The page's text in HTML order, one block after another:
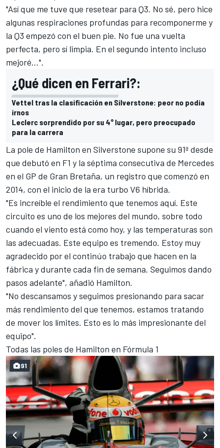
"Así que me tuve que resetear para Q3. No sé, pero hice
algunas respiraciones profundas para recomponerme y
la Q3 empezó con el buen pie. No fue una vuelta
perfecta, pero sí limpia. En el segundo intento incluso
mejoré...".
¿Qué dicen en Ferrari?:
Vettel tras la clasificación en Silverstone: peor no podía
irnos
Leclerc sorprendido por su 4° lugar, pero preocupado
para la carrera
La pole de Hamilton en Silverstone supone su 91ª desde
que debutó en F1 y la séptima consecutiva de Mercedes
en el GP de Gran Bretaña, un registro que comenzó en
2014, con el inicio de la era turbo V6 híbrida.
"Es increíble el rendimiento que tenemos aquí. Este
circuito es uno de los mejores del mundo, sobre todo
cuando el viento está como hoy, y las temperaturas son
las adecuadas. Este equipo es tremendo. Estoy muy
agradecido por el continúo trabajo que hacen en la
fábrica y durante cada fin de semana. Seguimos dando
pasos adelante", añadió Hamilton.
"No descansamos y seguimos presionando para sacar
más rendimiento del que tenemos, estamos tratando
de mover los límites. Esto es lo más impresionante del
equipo".
Todas las poles de Hamilton en Fórmula 1
91